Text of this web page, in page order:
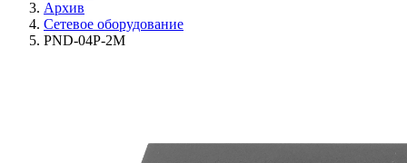
Архив
Сетевое оборудование
PND-04P-2M